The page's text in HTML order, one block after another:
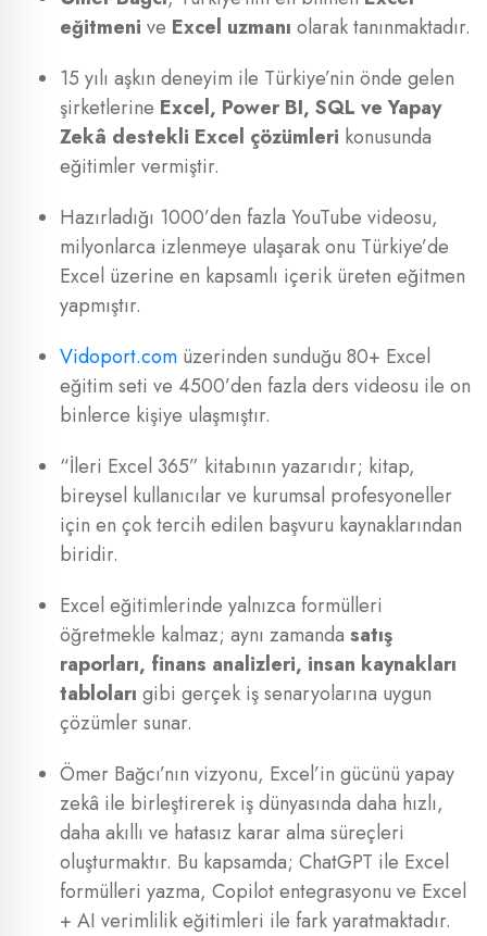
eğitmeni ve Excel uzmanı olarak tanınmaktadır.
15 yılı aşkın deneyim ile Türkiye’nin önde gelen
şirketlerine Excel, Power BI, SQL ve Yapay
Zekâ destekli Excel çözümleri konusunda
eğitimler vermiştir.
Hazırladığı 1000’den fazla YouTube videosu,
milyonlarca izlenmeye ulaşarak onu Türkiye’de
Excel üzerine en kapsamlı içerik üreten eğitmen
yapmıştır.
Vidoport.com üzerinden sunduğu 80+ Excel
eğitim seti ve 4500’den fazla ders videosu ile on
binlerce kişiye ulaşmıştır.
“İleri Excel 365” kitabının yazarıdır; kitap,
bireysel kullanıcılar ve kurumsal profesyoneller
için en çok tercih edilen başvuru kaynaklarından
biridir.
Excel eğitimlerinde yalnızca formülleri
öğretmekle kalmaz; aynı zamanda satış
raporları, finans analizleri, insan kaynakları
tabloları gibi gerçek iş senaryolarına uygun
çözümler sunar.
Ömer Bağcı’nın vizyonu, Excel’in gücünü yapay
zekâ ile birleştirerek iş dünyasında daha hızlı,
daha akıllı ve hatasız karar alma süreçleri
oluşturmaktır. Bu kapsamda; ChatGPT ile Excel
formülleri yazma, Copilot entegrasyonu ve Excel
+ AI verimlilik eğitimleri ile fark yaratmaktadır.